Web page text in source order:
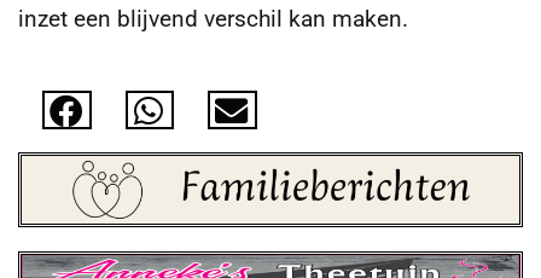
inzet een blijvend verschil kan maken.